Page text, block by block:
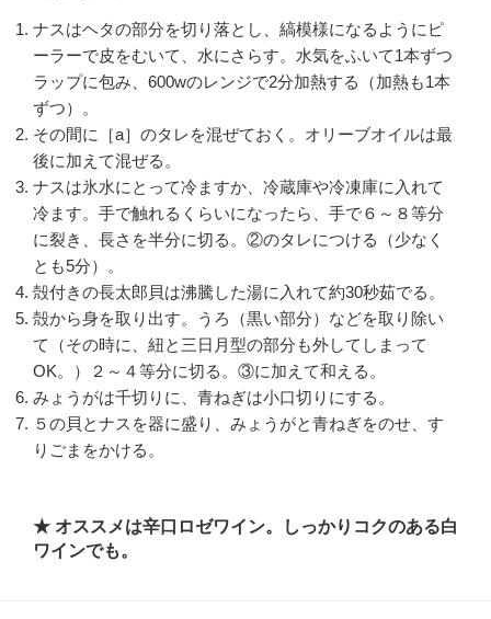
ナスはヘタの部分を切り落とし、縞模様になるようにピ
ーラーで皮をむいて、水にさらす。水気をふいて1本ずつ
ラップに包み、600wのレンジで2分加熱する（加熱も1本
ずつ）。
その間に［a］のタレを混ぜておく。オリーブオイルは最
後に加えて混ぜる。
ナスは氷水にとって冷ますか、冷蔵庫や冷凍庫に入れて
冷ます。手で触れるくらいになったら、手で６～８等分
に裂き、長さを半分に切る。②のタレにつける（少なく
とも5分）。
殻付きの長太郎貝は沸騰した湯に入れて約30秒茹でる。
殻から身を取り出す。うろ（黒い部分）などを取り除い
て（その時に、紐と三日月型の部分も外してしまって
OK。）２～４等分に切る。③に加えて和える。
みょうがは千切りに、青ねぎは小口切りにする。
５の貝とナスを器に盛り、みょうがと青ねぎをのせ、す
りごまをかける。
★ オススメは辛口ロゼワイン。しっかりコクのある白
ワインでも。